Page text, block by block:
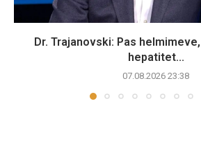
Dr. Trajanovski: Pas
hepatitet...
07.08.2026 23:38